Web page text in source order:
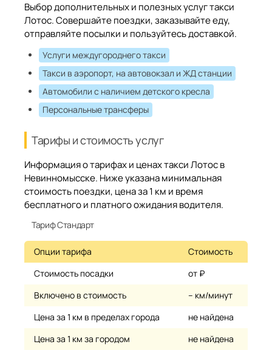
Выбор дополнительных и полезных услуг такси
Лотос. Совершайте поездки, заказывайте еду,
отправляйте посылки и пользуйтесь доставкой.
Услуги междугороднего такси
Такси в аэропорт, на автовокзал и ЖД станции
Автомобили с наличием детского кресла
Персональные трансферы
Тарифы и стоимость услуг
Информация о тарифах и ценах такси Лотос в
Невинномысске. Ниже указана минимальная
стоимость поездки, цена за 1 км и время
бесплатного и платного ожидания водителя.
Тариф Стандарт
Опции тарифа
Стоимость
Стоимость посадки
от ₽
Включено в стоимость
– км/минут
Цена за 1 км в пределах города
не найдена
Цена за 1 км за городом
не найдена